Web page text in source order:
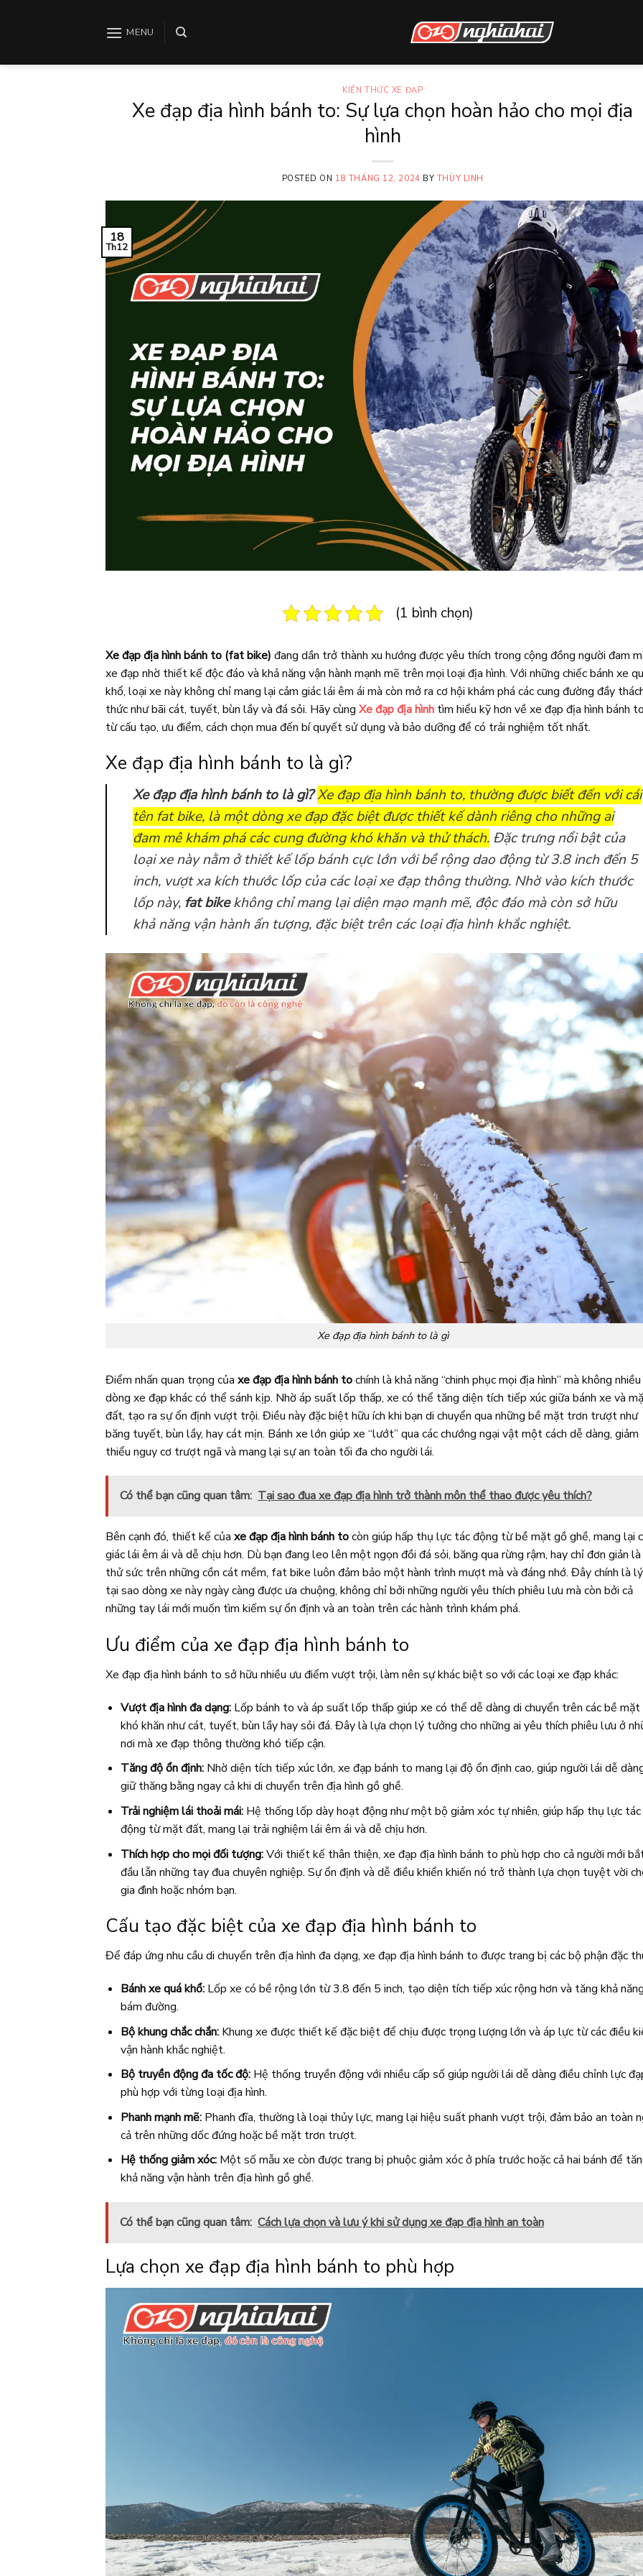
MENU
KIẾN THỨC XE ĐẠP
Xe đạp địa hình bánh to: Sự lựa chọn hoàn hảo cho mọi địa
hình
POSTED ON 18 THÁNG 12, 2024 BY THÙY LINH
18
Th12
(1 bình chọn)
Xe đạp địa hình bánh to (fat bike) đang dần trở thành xu hướng được yêu thích trong cộng đồng người đam
xe đạp nhờ thiết kế độc đáo và khả năng vận hành mạnh mẽ trên mọi loại địa hình. Với những chiếc bánh xe
khổ, loại xe này không chỉ mang lại cảm giác lái êm ái mà còn mở ra cơ hội khám phá các cung đường đầy
thức như bãi cát, tuyết, bùn lầy và đá sỏi. Hãy cùng Xe đạp địa hình tìm hiểu kỹ hơn về xe đạp địa hình bánh
từ cấu tạo, ưu điểm, cách chọn mua đến bí quyết sử dụng và bảo dưỡng để có trải nghiệm tốt nhất.
Xe đạp địa hình bánh to là gì?
Xe đạp địa hình bánh to là gì?Xe đạp địa hình bánh to, thường được biết đến với cái
tên fat bike, là một dòng xe đạp đặc biệt được thiết kế dành riêng cho những ai
đam mê khám phá các cung đường khó khăn và thử thách. Đặc trưng nổi bật của
loại xe này nằm ở thiết kế lốp bánh cực lớn với bề rộng dao động từ 3.8 inch đến 5
inch, vượt xa kích thước lốp của các loại xe đạp thông thường. Nhờ vào kích thước
lốp này, fat bikekhông chỉ mang lại diện mạo mạnh mẽ, độc đáo mà còn sở hữu
khả năng vận hành ấn tượng, đặc biệt trên các loại địa hình khắc nghiệt.
Xe đạp địa hình bánh to là gì
Điểm nhấn quan trọng của xe đạp địa hình bánh tochính là khả năng “chinh phục mọi địa hình” mà không nhiều
dòng xe đạp khác có thể sánh kịp. Nhờ áp suất lốp thấp, xe có thể tăng diện tích tiếp xúc giữa bánh xe và
đất, tạo ra sự ổn định vượt trội. Điều này đặc biệt hữu ích khi bạn di chuyển qua những bề mặt trơn trượt như
băng tuyết, bùn lầy, hay cát mịn. Bánh xe lớn giúp xe “lướt” qua các chướng ngại vật một cách dễ dàng, giảm
thiểu nguy cơ trượt ngã và mang lại sự an toàn tối đa cho người lái.
Có thể bạn cũng quan tâm: Tại sao đua xe đạp địa hình trở thành môn thể thao được yêu thích?
Bên cạnh đó, thiết kế của xe đạp địa hình bánh tocòn giúp hấp thụ lực tác động từ bề mặt gồ ghề, mang lại
giác lái êm ái và dễ chịu hơn. Dù bạn đang leo lên một ngọn đồi đá sỏi, băng qua rừng rậm, hay chỉ đơn giản là
thử sức trên những cồn cát mềm, fat bike luôn đảm bảo một hành trình mượt mà và đáng nhớ. Đây chính là
tại sao dòng xe này ngày càng được ưa chuộng, không chỉ bởi những người yêu thích phiêu lưu mà còn bởi cả
những tay lái mới muốn tìm kiếm sự ổn định và an toàn trên các hành trình khám phá.
Ưu điểm của xe đạp địa hình bánh to
Xe đạp địa hình bánh to sở hữu nhiều ưu điểm vượt trội, làm nên sự khác biệt so với các loại xe đạp khác:
Vượt địa hình đa dạng:Lốp bánh to và áp suất lốp thấp giúp xe có thể dễ dàng di chuyển trên các bề mặt
khó khăn như cát, tuyết, bùn lầy hay sỏi đá. Đây là lựa chọn lý tưởng cho những ai yêu thích phiêu lưu ở
nơi mà xe đạp thông thường khó tiếp cận.
Tăng độ ổn định:Nhờ diện tích tiếp xúc lớn, xe đạp bánh to mang lại độ ổn định cao, giúp người lái dễ
giữ thăng bằng ngay cả khi di chuyển trên địa hình gồ ghề.
Trải nghiệm lái thoải mái:Hệ thống lốp dày hoạt động như một bộ giảm xóc tự nhiên, giúp hấp thụ lực tác
động từ mặt đất, mang lại trải nghiệm lái êm ái và dễ chịu hơn.
Thích hợp cho mọi đối tượng:Với thiết kế thân thiện, xe đạp địa hình bánh to phù hợp cho cả người mới
đầu lẫn những tay đua chuyên nghiệp. Sự ổn định và dễ điều khiển khiến nó trở thành lựa chọn tuyệt vời
gia đình hoặc nhóm bạn.
Cấu tạo đặc biệt của xe đạp địa hình bánh to
Để đáp ứng nhu cầu di chuyển trên địa hình đa dạng, xe đạp địa hình bánh to được trang bị các bộ phận đặc
Bánh xe quá khổ:Lốp xe có bề rộng lớn từ 3.8 đến 5 inch, tạo diện tích tiếp xúc rộng hơn và tăng khả năng
bám đường.
Bộ khung chắc chắn:Khung xe được thiết kế đặc biệt để chịu được trọng lượng lớn và áp lực từ các điều
vận hành khắc nghiệt.
Bộ truyền động đa tốc độ:Hệ thống truyền động với nhiều cấp số giúp người lái dễ dàng điều chỉnh lực
phù hợp với từng loại địa hình.
Phanh mạnh mẽ:Phanh đĩa, thường là loại thủy lực, mang lại hiệu suất phanh vượt trội, đảm bảo an toàn
cả trên những dốc đứng hoặc bề mặt trơn trượt.
Hệ thống giảm xóc:Một số mẫu xe còn được trang bị phuộc giảm xóc ở phía trước hoặc cả hai bánh để
khả năng vận hành trên địa hình gồ ghề.
Có thể bạn cũng quan tâm: Cách lựa chọn và lưu ý khi sử dụng xe đạp địa hình an toàn
Lựa chọn xe đạp địa hình bánh to phù hợp